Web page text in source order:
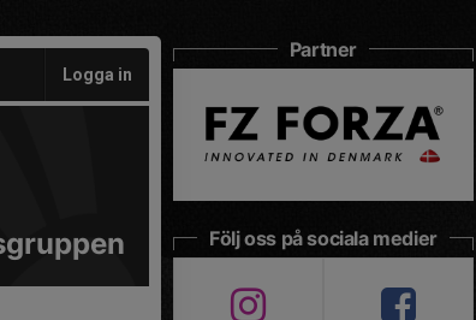
Logga in
Partner
Följ oss på sociala medier